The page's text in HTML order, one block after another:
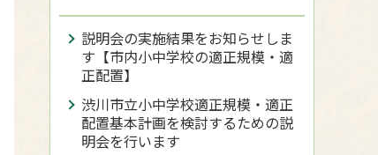
説明会の実施結果をお知らせしま
す【市内小中学校の適正規模・適
正配置】
渋川市立小中学校適正規模・適正
配置基本計画を検討するための説
明会を行います